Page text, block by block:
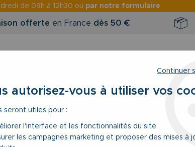
de 09h à 12h30 ou par notre formulaire
offerte en France dès 50 €
du 42US au 54US
Continuer
autorisez-vous à utiliser vos
seront utiles pour :
l'interface et les fonctionnalités du site
les campagnes marketing et proposer des mises à